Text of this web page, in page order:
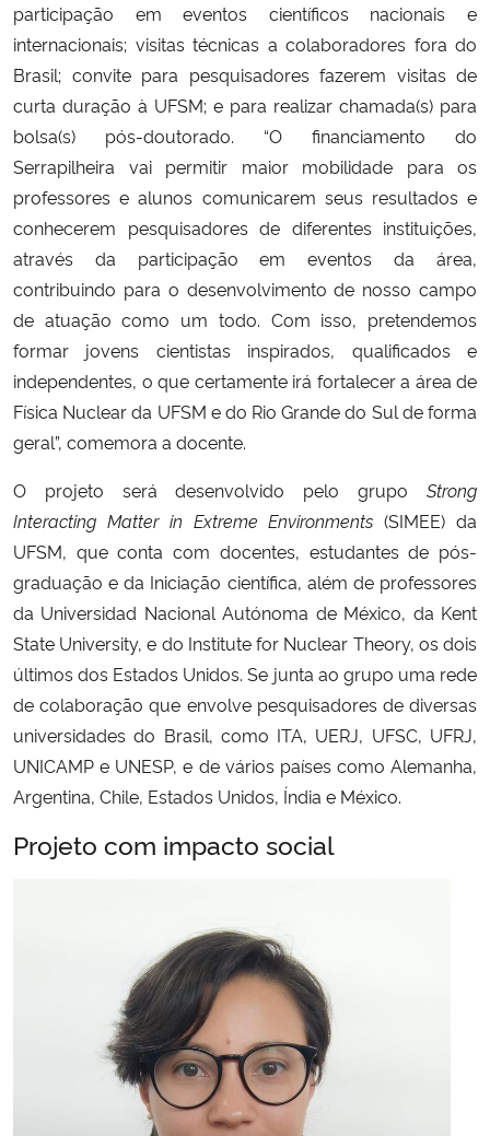
participação em eventos científicos nacionais e
internacionais; visitas técnicas a colaboradores fora do
Brasil; convite para pesquisadores fazerem visitas de
curta duração à UFSM; e para realizar chamada(s) para
bolsa(s) pós-doutorado. “O financiamento do
Serrapilheira vai permitir maior mobilidade para os
professores e alunos comunicarem seus resultados e
conhecerem pesquisadores de diferentes instituições,
através da participação em eventos da área,
contribuindo para o desenvolvimento de nosso campo
de atuação como um todo. Com isso, pretendemos
formar jovens cientistas inspirados, qualificados e
independentes, o que certamente irá fortalecer a área de
Física Nuclear da UFSM e do Rio Grande do Sul de forma
geral”, comemora a docente.
O projeto será desenvolvido pelo grupo Strong
Interacting Matter in Extreme Environments (SIMEE) da
UFSM, que conta com docentes, estudantes de pós-
graduação e da Iniciação científica, além de professores
da Universidad Nacional Autónoma de México, da Kent
State University, e do Institute for Nuclear Theory, os dois
últimos dos Estados Unidos. Se junta ao grupo uma rede
de colaboração que envolve pesquisadores de diversas
universidades do Brasil, como ITA, UERJ, UFSC, UFRJ,
UNICAMP e UNESP, e de vários países como Alemanha,
Argentina, Chile, Estados Unidos, Índia e México.
Projeto com impacto social